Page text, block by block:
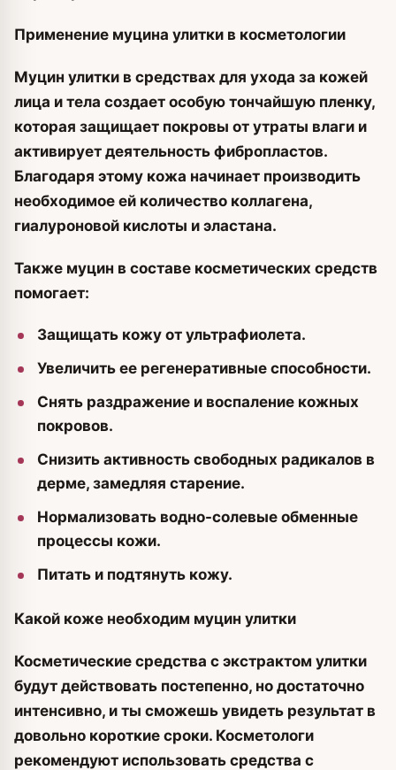
Применение муцина улитки в косметологии
Муцин улитки в средствах для ухода за кожей
лица и тела создает особую тончайшую пленку,
которая защищает покровы от утраты влаги и
активирует деятельность фибропластов.
Благодаря этому кожа начинает производить
необходимое ей количество коллагена,
гиалуроновой кислоты и эластана.
Также муцин в составе косметических средств
помогает:
Защищать кожу от ультрафиолета.
Увеличить ее регенеративные способности.
Снять раздражение и воспаление кожных
покровов.
Снизить активность свободных радикалов в
дерме, замедляя старение.
Нормализовать водно-солевые обменные
процессы кожи.
Питать и подтянуть кожу.
Какой коже необходим муцин улитки
Косметические средства с экстрактом улитки
будут действовать постепенно, но достаточно
интенсивно, и ты сможешь увидеть результат в
довольно короткие сроки. Косметологи
рекомендуют использовать средства с